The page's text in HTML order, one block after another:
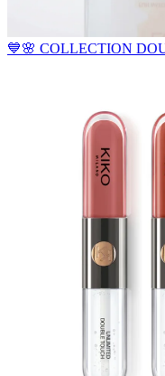
💙🌸 COLLECTION